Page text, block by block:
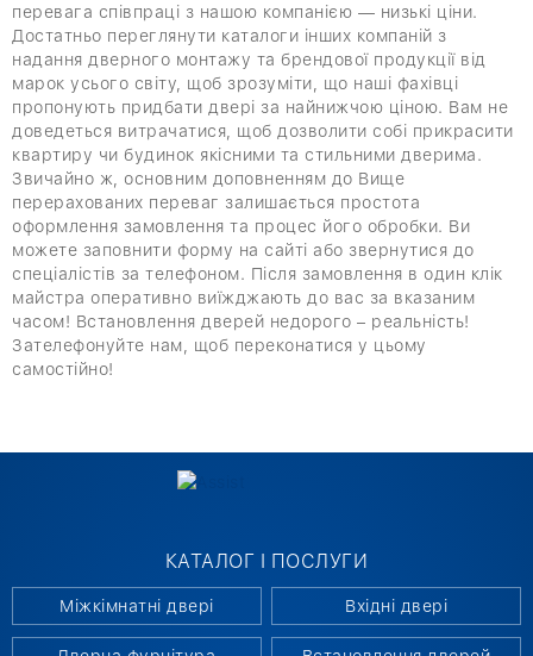
перевага співпраці з нашою компанією — низькі ціни.
Достатньо переглянути каталоги інших компаній з
надання дверного монтажу та брендової продукції від
марок усього світу, щоб зрозуміти, що наші фахівці
пропонують придбати двері за найнижчою ціною. Вам не
доведеться витрачатися, щоб дозволити собі прикрасити
квартиру чи будинок якісними та стильними дверима.
Звичайно ж, основним доповненням до Вище
перерахованих переваг залишається простота
оформлення замовлення та процес його обробки. Ви
можете заповнити форму на сайті або звернутися до
спеціалістів за телефоном. Після замовлення в один клік
майстра оперативно виїжджають до вас за вказаним
часом! Встановлення дверей недорого – реальність!
Зателефонуйте нам, щоб переконатися у цьому
самостійно!
КАТАЛОГ І ПОСЛУГИ
Міжкімнатні двері Вхідні двері